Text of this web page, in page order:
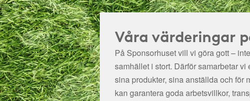
Våra värderingar
På Sponsorhuset vill vi göra gott –
samhället i stort. Därför samarbetar
sina produkter, sina anställda och för
kan garantera goda arbetsvillkor,